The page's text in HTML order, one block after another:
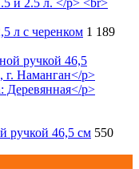
л с черенком 1 189
ручкой 46,5 см 550